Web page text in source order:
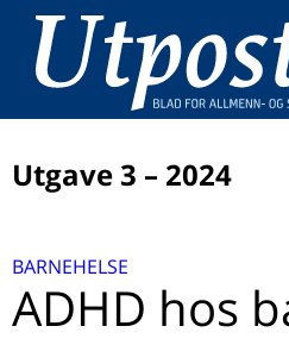
Utgave 3 – 2024
Emily, geitekillingen og
UTPOSTENS DOBBELTTIME
Fra buekorps til lagbygging i
BARNEHELSE
BARNEHELSE
ADHD hos